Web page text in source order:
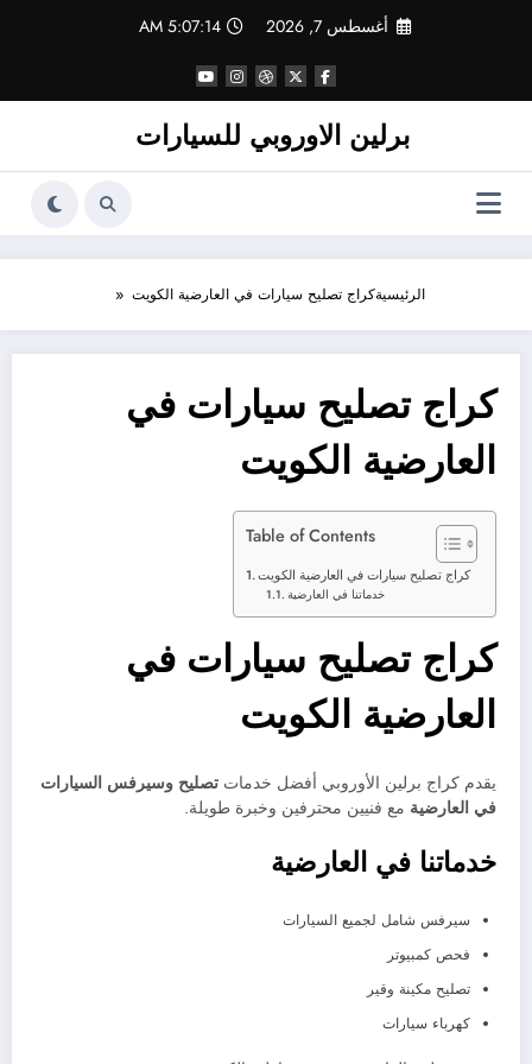
أغسطس 7, 2026 5:07:14 AM
برلين الاوروبي للسيارات
الرئيسيةكراج تصليح سيارات في العارضية الكويت
كراج تصليح سيارات في
العارضية الكويت
Table of Contents
كراج تصليح سيارات في العارضية الكويت
خدماتنا في العارضية
كراج تصليح سيارات في
العارضية الكويت
يقدم كراج برلين الأوروبي أفضل خدمات تصليح وسيرفس السيارات
في العارضية مع فنيين محترفين وخبرة طويلة.
خدماتنا في العارضية
سيرفس شامل لجميع السيارات
فحص كمبيوتر
تصليح مكينة وقير
كهرباء سيارات